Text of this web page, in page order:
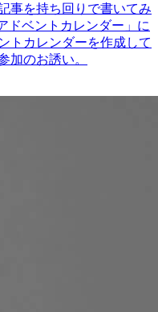
事を持ち回りで書いてみ
ドベントカレンダー」に
トカレンダーを作成して
加のお誘い。